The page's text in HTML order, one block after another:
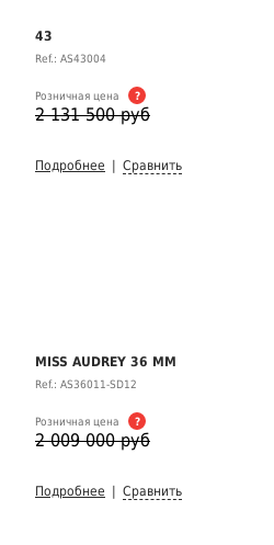
43
Ref.: AS43004
Розничная цена ?
2 131 500 руб
Подробнее Сравнить
MISS AUDREY 36 ММ
Ref.: AS36011-SD12
Розничная цена ?
2 009 000 руб
Подробнее Сравнить